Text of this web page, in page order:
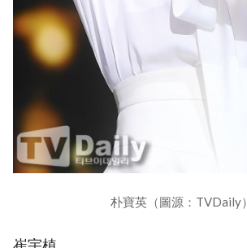
朴寶英（圖源：TVDaily）